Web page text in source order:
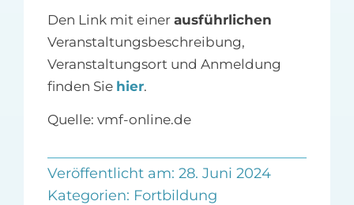
Den Link mit einer ausführlichen
Veranstaltungsbeschreibung,
Veranstaltungsort und Anmeldung
finden Sie hier.
Quelle: vmf-online.de
Veröffentlicht am: 28. Juni 2024
Kategorien: Fortbildung